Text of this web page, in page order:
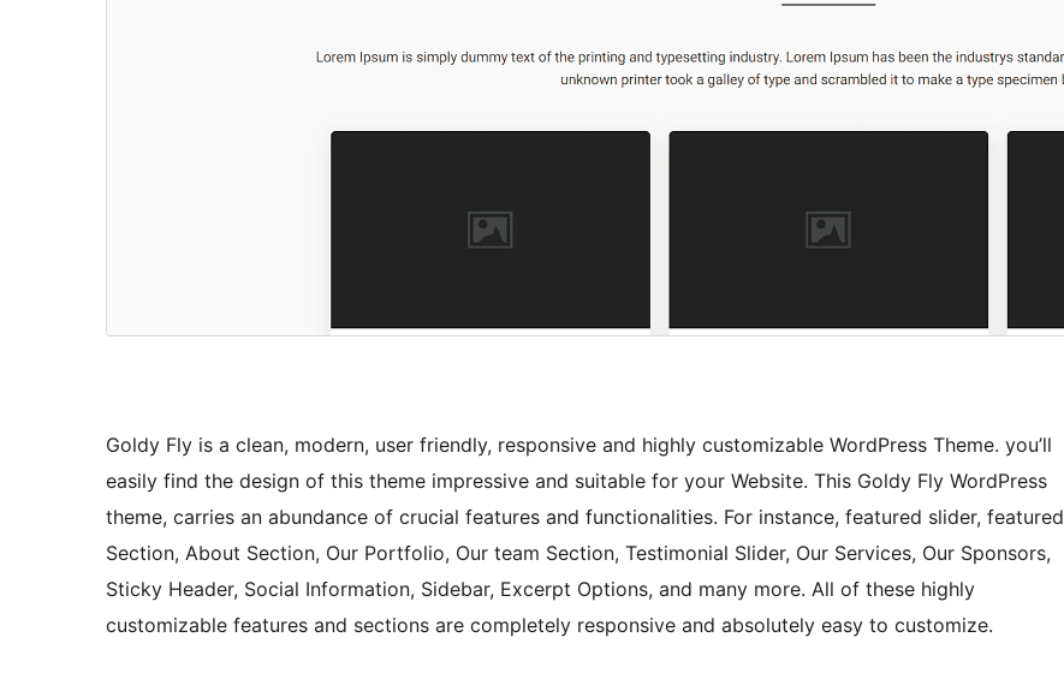
Goldy Fly is a clean, modern, user friendly, responsive and highly customizable WordPress Theme. you’ll
easily find the design of this theme impressive and suitable for your Website. This Goldy Fly WordPress
theme, carries an abundance of crucial features and functionalities. For instance, featured slider, featured
Section, About Section, Our Portfolio, Our team Section, Testimonial Slider, Our Services, Our Sponsors,
Sticky Header, Social Information, Sidebar, Excerpt Options, and many more. All of these highly
customizable features and sections are completely responsive and absolutely easy to customize.